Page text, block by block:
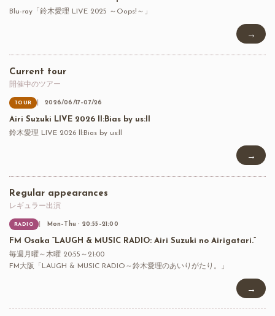
Blu-ray「鈴木愛理 LIVE 2025 ～Oops!～」
→
Current tour
開催中のツアー
TOUR 2026/06/17–07/26
Airi Suzuki LIVE 2026 ll:Bias by us:ll
鈴木愛理 LIVE 2026 ll:Bias by us:ll
→
Regular appearances
レギュラー出演
RADIO Mon–Thu · 20:55–21:00
FM Osaka “LAUGH & MUSIC RADIO: Airi Suzuki no Airigatari.”
毎週月曜～木曜 20:55～21:00
FM大阪「LAUGH & MUSIC RADIO～鈴木愛理のあいりがたり。」
→